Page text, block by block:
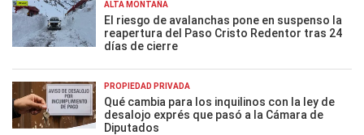
ALTA MONTAÑA
El riesgo de avalanchas pone en suspenso la
reapertura del Paso Cristo Redentor tras 24
días de cierre
PROPIEDAD PRIVADA
Qué cambia para los inquilinos con la ley de
desalojo exprés que pasó a la Cámara de
Diputados